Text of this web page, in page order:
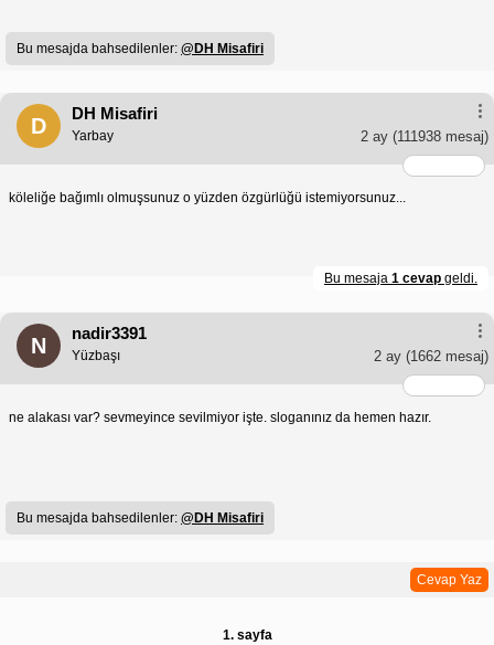
Bu mesajda bahsedilenler: @DH Misafiri
D
DH Misafiri
2 ay (111938 mesaj)
Yarbay
köleliğe bağımlı olmuşsunuz o yüzden özgürlüğü istemiyorsunuz...
Bu mesaja 1 cevap geldi.
N
nadir3391
2 ay (1662 mesaj)
Yüzbaşı
ne alakası var? sevmeyince sevilmiyor işte. sloganınız da hemen hazır.
Bu mesajda bahsedilenler: @DH Misafiri
Cevap Yaz
1. sayfa